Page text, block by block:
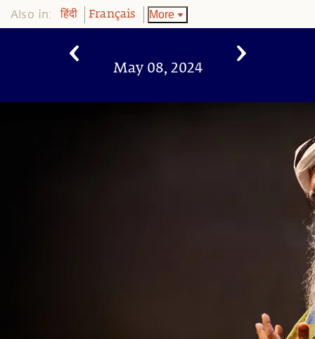
Also in: हिंदी Français More
May 08, 2024